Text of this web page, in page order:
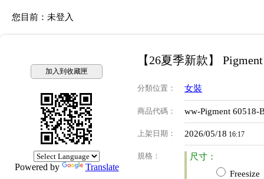
您目前： 未登入
加入到收藏匣
Powered by Translate
【26夏季新款】
分類位置 ： 女裝
商品代碼 ： ww-Pigment 60518-
上架日期 ： 2026/05/18 16:17
規格 ：
尺寸：
Freesize